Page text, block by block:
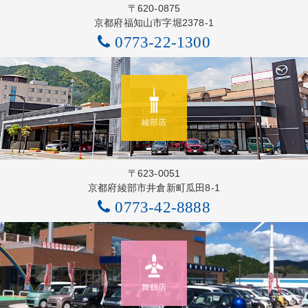
〒620-0875
京都府福知山市字堀2378-1
0773-22-1300
綾部店
〒623-0051
京都府綾部市井倉新町瓜田8-1
0773-42-8888
舞鶴店